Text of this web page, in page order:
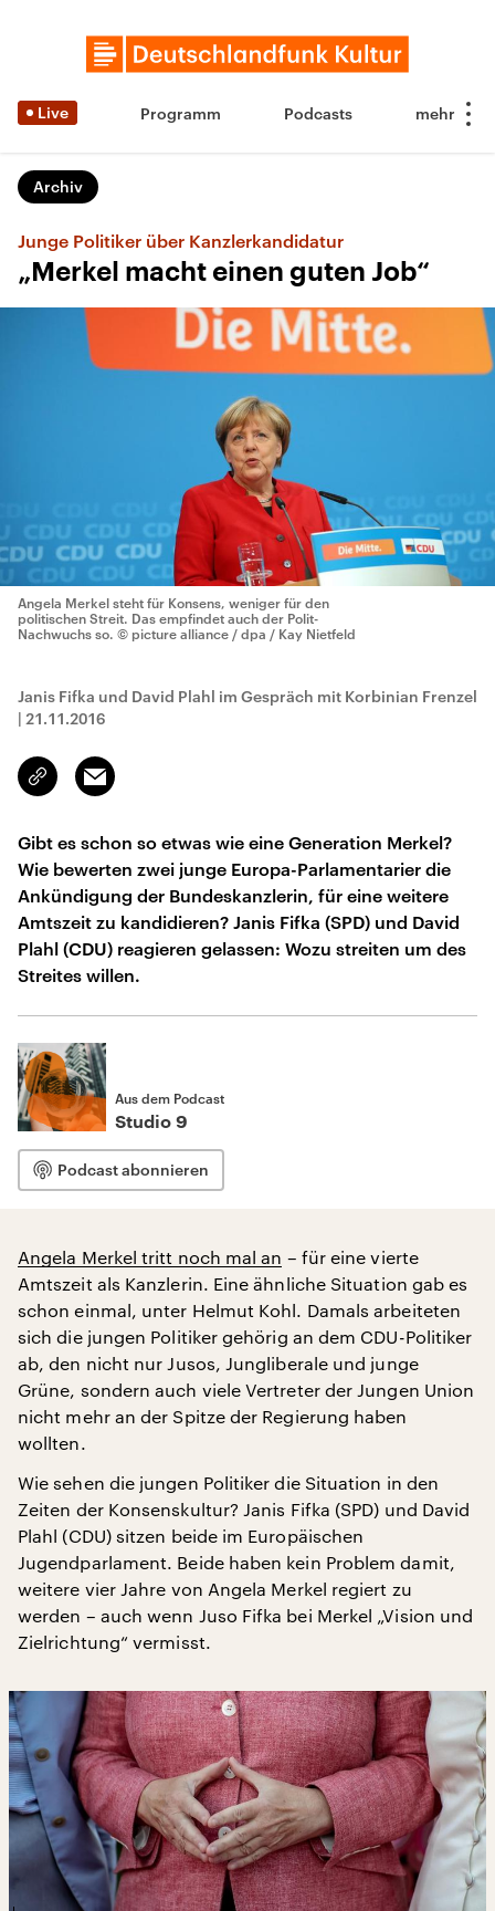
Live Programm Podcasts
Archiv
Junge Politiker über Kanzlerkandidatur
„Merkel macht einen guten Job“
Angela Merkel steht für Konsens, weniger für den
politischen Streit. Das empfindet auch der Polit-
Nachwuchs so. © picture alliance / dpa / Kay Nietfeld
Janis Fifka und David Plahl im Gespräch mit Korbinian Frenzel
| 21.11.2016
Link
kopieren/teilen
Email
Gibt es schon so etwas wie eine Generation Merkel?
Wie bewerten zwei junge Europa-Parlamentarier die
Ankündigung der Bundeskanzlerin, für eine weitere
Amtszeit zu kandidieren? Janis Fifka (SPD) und David
Plahl (CDU) reagieren gelassen: Wozu streiten um des
Streites willen.
Aus dem Podcast
Studio 9
Podcast abonnieren
Angela Merkel tritt noch mal an – für eine vierte
Amtszeit als Kanzlerin. Eine ähnliche Situation gab es
schon einmal, unter Helmut Kohl. Damals arbeiteten
sich die jungen Politiker gehörig an dem CDU-Politiker
ab, den nicht nur Jusos, Jungliberale und junge
Grüne, sondern auch viele Vertreter der Jungen Union
nicht mehr an der Spitze der Regierung haben
wollten.
Wie sehen die jungen Politiker die Situation in den
Zeiten der Konsenskultur? Janis Fifka (SPD) und David
Plahl (CDU) sitzen beide im Europäischen
Jugendparlament. Beide haben kein Problem damit,
weitere vier Jahre von Angela Merkel regiert zu
werden – auch wenn Juso Fifka bei Merkel „Vision und
Zielrichtung“ vermisst.